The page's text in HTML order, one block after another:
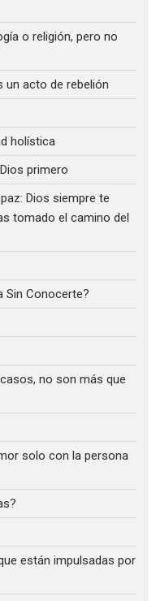
o religión, pero no
un acto de rebelión
holística
primero
Dios siempre te
tomado el camino del
Sin Conocerte?
no son más que
solo con la persona
están impulsadas por